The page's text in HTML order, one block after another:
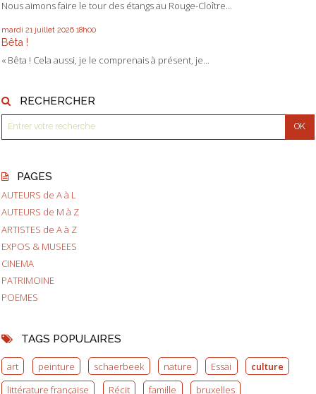
Nous aimons faire le tour des étangs au Rouge-Cloître...
mardi 21 juillet 2026 18h00
Bêta !
« Bêta ! Cela aussi, je le comprenais à présent, je...
RECHERCHER
PAGES
AUTEURS de A à L
AUTEURS de M à Z
ARTISTES de A à Z
EXPOS & MUSEES
CINEMA
PATRIMOINE
POEMES
TAGS POPULAIRES
art peinture schaerbeek nature Essai
culture
littérature française
Récit famille
bruxelles